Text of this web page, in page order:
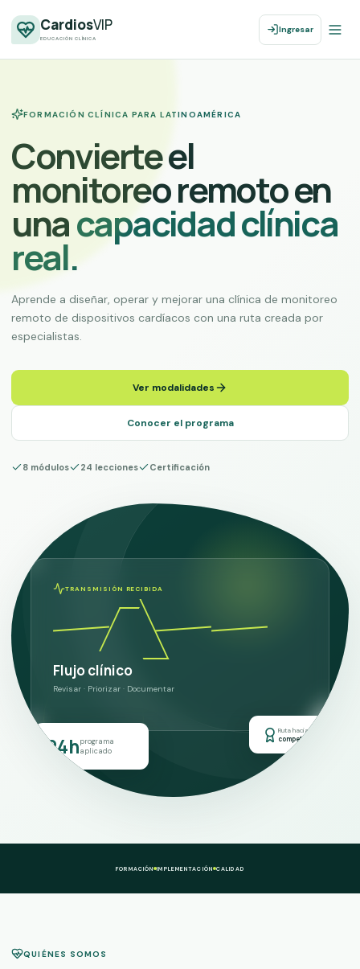
CardiosVIP
EDUCACIÓN CLÍNICA
Ingresar
FORMACIÓN CLÍNICA PARA LATINOAMÉRICA
Convierte el
monitoreo remoto en
unacapacidad clínica
real.
Aprende a diseñar, operar y mejorar una clínica de monitoreo
remoto de dispositivos cardíacos con una ruta creada por
especialistas.
Ver modalidades
Conocer el programa
8 módulos 24 lecciones Certificación
TRANSMISIÓN RECIBIDA
Flujo clínico
Revisar · Priorizar · Documentar
24hprograma
aplicado
Ruta hacia
competencia
FORMACIÓN IMPLEMENTACIÓN CALIDAD
QUIÉNES SOMOS